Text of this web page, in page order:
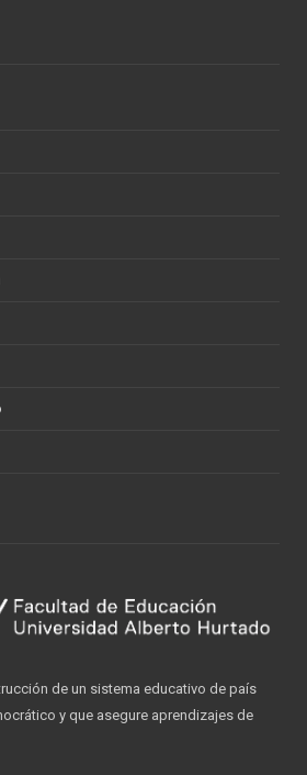
de un sistema educativo de país
y que asegure aprendizajes de